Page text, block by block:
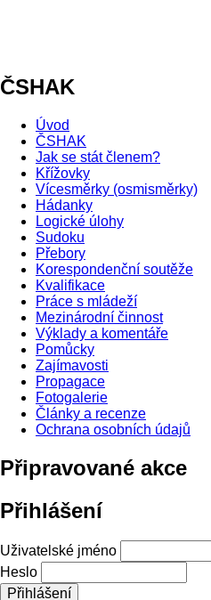
ČSHAK
Úvod
ČSHAK
Jak se stát členem?
Křížovky
Vícesměrky (osmisměrky)
Hádanky
Logické úlohy
Sudoku
Přebory
Korespondenční soutěže
Kvalifikace
Práce s mládeží
Mezinárodní činnost
Výklady a komentáře
Pomůcky
Zajímavosti
Propagace
Fotogalerie
Články a recenze
Ochrana osobních údajů
Připravované akce
Přihlášení
Uživatelské jméno
Heslo